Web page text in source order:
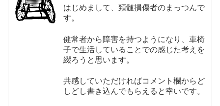
はじめまして、頚髄損傷者のまっつんで
す。
健常者から障害を持つようになり、車椅
子で生活していることでの感じた考えを
綴ろうと思います。
共感していただければコメント欄からど
しどし書き込んでもらえると幸いです。